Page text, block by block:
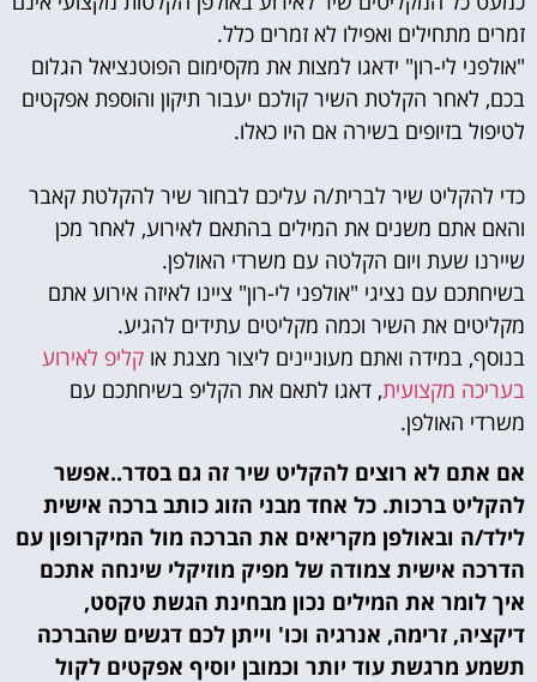
זמרים מתחילים ואפילו לא זמרים כלל.
"אולפני לי-רון" ידאגו למצות את מקסימום הפוטנציאל הגלום
בכם, לאחר הקלטת השיר קולכם יעבור תיקון והוספת אפקטים
לטיפול בזיופים בשירה אם היו כאלו.
כדי להקליט שיר לברית/ה עליכם לבחור שיר להקלטת קאבר
והאם אתם משנים את המילים בהתאם לאירוע, לאחר מכן
שיירנו שעת ויום הקלטה עם משרדי האולפן.
בשיחתכם עם נציגי "אולפני לי-רון" ציינו לאיזה אירוע אתם
מקליטים את השיר וכמה מקליטים עתידים להגיע.
בנוסף, במידה ואתם מעוניינים ליצור מצגת או קליפ לאירוע
בעריכה מקצועית, דאגו לתאם את הקליפ בשיחתכם עם
משרדי האולפן.
אם אתם לא רוצים להקליט שיר זה גם בסדר..אפשר
להקליט ברכות. כל אחד מבני הזוג כותב ברכה אישית
לילד/ה ובאולפן מקריאים את הברכה מול המיקרופון עם
הדרכה אישית צמודה של מפיק מוזיקלי שינחה אתכם
איך לומר את המילים נכון מבחינת הגשת טקסט,
דיקציה, זרימה, אנרגיה וכו' וייתן לכם דגשים שהברכה
תשמע מרגשת עוד יותר וכמובן יוסיף אפקטים לקול